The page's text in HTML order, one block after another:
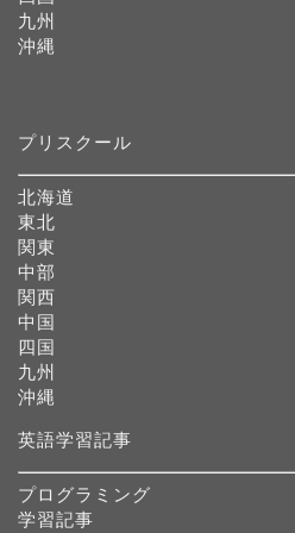
九州
沖縄
プリスクール
北海道
東北
関東
中部
関西
中国
四国
九州
沖縄
英語学習記事
プログラミング
学習記事